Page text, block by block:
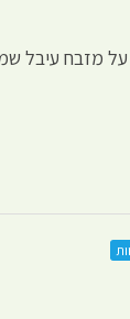
מזבח עיבל